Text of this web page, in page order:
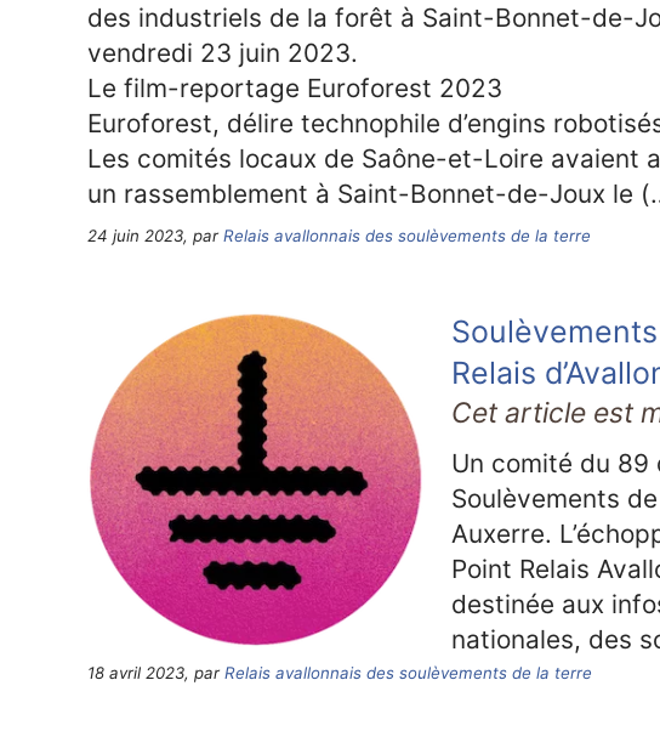
des industriels de la forêt à Saint-Bonnet-de-
vendredi 23 juin 2023.
Le film-reportage Euroforest 2023
Euroforest, délire technophile d’engins
Les comités locaux de Saône-et-Loire avaient
un rassemblement à Saint-Bonnet-de-Joux le
24 juin 2023, par Relais avallonnais des soulèvements de la terre
Relais
Cet article est
Un comité du 89
Soulèvements
Auxerre.
Point Relais
destinée aux
nationales, des
18 avril 2023, par Relais avallonnais des soulèvements de la terre